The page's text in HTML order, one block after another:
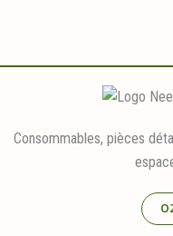
Consommables, pièces